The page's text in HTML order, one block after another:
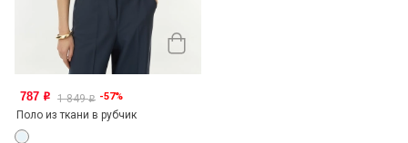
787 o 1 849o -57%
Поло из ткани в рубчик